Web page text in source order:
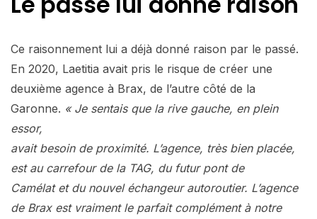
Ce raisonnement lui a déjà donné raison par le passé.
En 2020, Laetitia avait pris le risque de créer une
deuxième agence à Brax, de l’autre côté de la
Garonne. « Je sentais que la rive gauche, en plein
essor,
avait besoin de proximité. L’agence, très bien placée,
est au carrefour de la TAG, du futur pont de
Camélat et du nouvel échangeur autoroutier. L’agence
de Brax est vraiment le parfait complément à notre